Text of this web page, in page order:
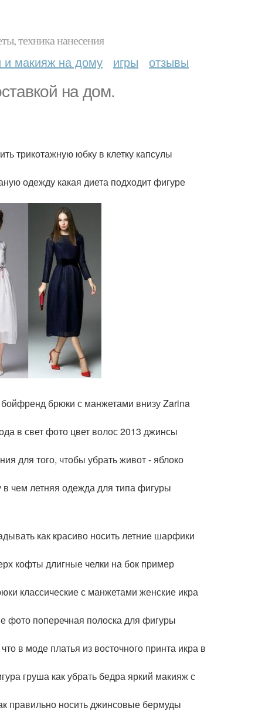
техника нанесения
и макияж на дому игры отзывы
на дом.
трикотажную юбку в клетку капсулы
одежду какая диета подходит фигуре
брюки с манжетами внизу Zarina
в свет фото цвет волос 2013 джинсы
для того, чтобы убрать живот - яблоко
в чем летняя одежда для типа фигуры
как красиво носить летние шарфики
кофты длигные челки на бок пример
классические с манжетами женские икра
фото поперечная полоска для фигуры
в моде платья из восточного принта икра в
груша как убрать бедра яркий макияж с
правильно носить джинсовые бермуды